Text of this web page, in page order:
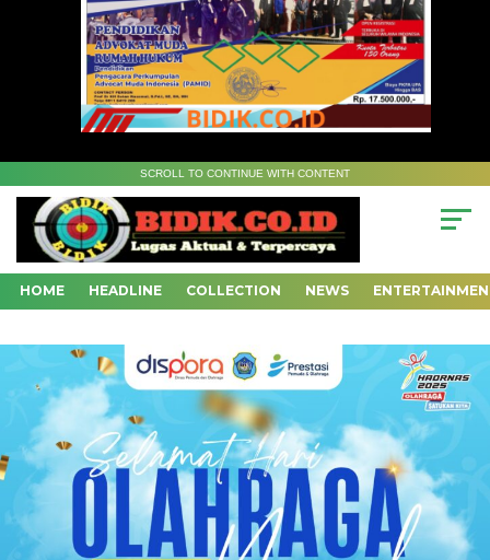
SCROLL TO CONTINUE WITH CONTENT
HOME HEADLINE COLLECTION NEWS